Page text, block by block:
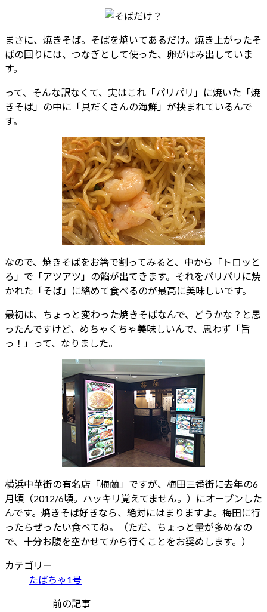
まさに、焼きそば。そばを焼いてあるだけ。焼き上がったそ
ばの回りには、つなぎとして使った、卵がはみ出していま
す。
って、そんな訳なくて、実はこれ「パリパリ」に焼いた「焼
きそば」の中に「具だくさんの海鮮」が挟まれているんで
す。
なので、焼きそばをお箸で割ってみると、中から「トロッと
ろ」で「アツアツ」の餡が出てきます。それをパリパリに焼
かれた「そば」に絡めて食べるのが最高に美味しいです。
最初は、ちょっと変わった焼きそばなんで、どうかな？と思
ったんですけど、めちゃくちゃ美味しいんで、思わず「旨
っ！」って、なりました。
横浜中華街の有名店「梅蘭」ですが、梅田三番街に去年の6
月頃（2012/6頃。ハッキリ覚えてません。）にオープンした
んです。焼きそば好きなら、絶対にはまりますよ。梅田に行
ったらぜったい食べてね。（ただ、ちょっと量が多めなの
で、十分お腹を空かせてから行くことをお奨めします。）
カテゴリー
たばちゃ1号
前の記事